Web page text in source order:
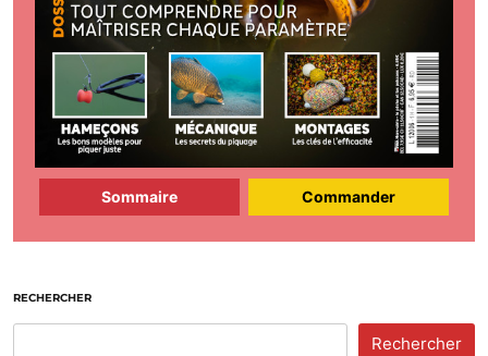
Sommaire Commander
RECHERCHER
Rechercher